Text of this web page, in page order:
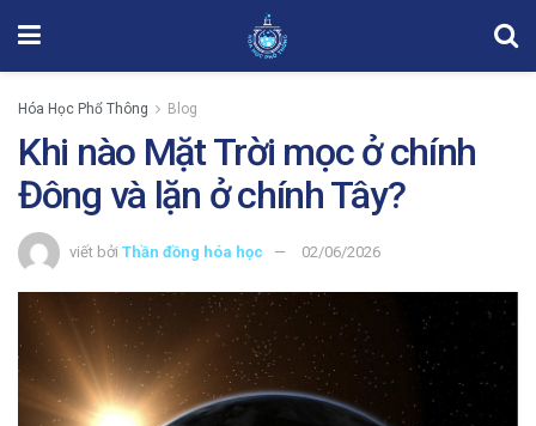
Hóa Học Phổ Thông Blog
Khi nào Mặt Trời mọc ở chính
Đông và lặn ở chính Tây?
viết bởi Thần đồng hóa học 02/06/2026